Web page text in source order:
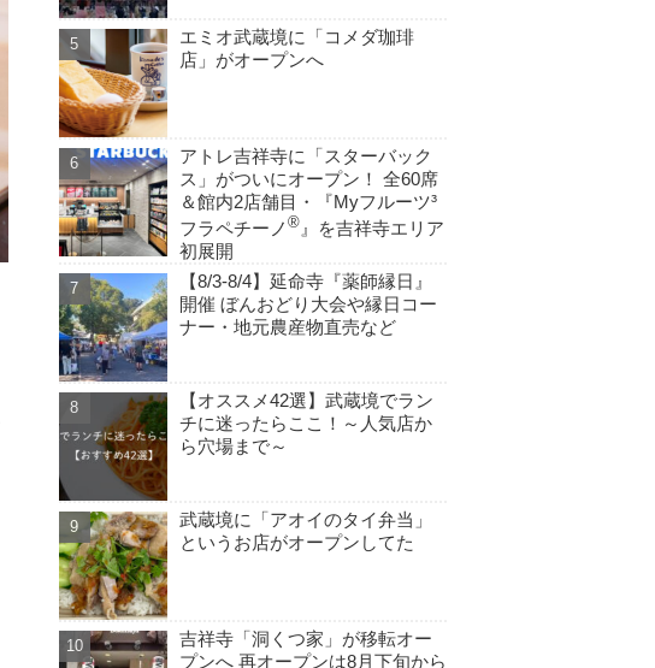
エミオ武蔵境に「コメダ珈琲
店」がオープンへ
アトレ吉祥寺に「スターバック
ス」がついにオープン！ 全60席
＆館内2店舗目・『Myフルーツ³
フラペチーノ ®』を吉祥寺エリア
初展開
【8/3-8/4】延命寺『薬師縁日』
開催 ぼんおどり大会や縁日コー
ナー・地元農産物直売など
【オススメ42選】武蔵境でラン
チに迷ったらここ！～人気店か
ら穴場まで～
武蔵境に「アオイのタイ弁当」
というお店がオープンしてた
吉祥寺「洞くつ家」が移転オー
プンへ 再オープンは8月下旬から